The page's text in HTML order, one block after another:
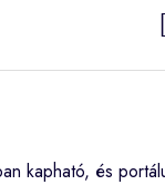
kapható, és